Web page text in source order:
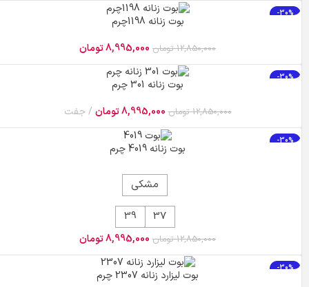
-30%
بوت زنانه 1198چرم
12,850,000 تومان 8,995,000تومان
-30%
بوت زنانه 301 چرم
12,850,000 تومان 8,995,000تومان جفت
-30%
بوت زنانه 4019 چرم
مشکی
37
39
12,850,000 تومان 8,995,000تومان
-30%
بوت لیزارد زنانه 2307 چرم